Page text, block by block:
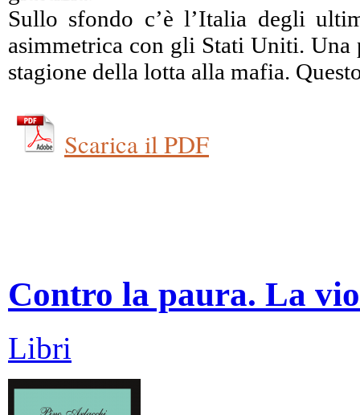
Sullo sfondo c’è l’Italia degli
asimmetrica con gli Stati Uniti. Una
stagione della lotta alla mafia.
Scarica il PDF
Contro la paura. La
Libri